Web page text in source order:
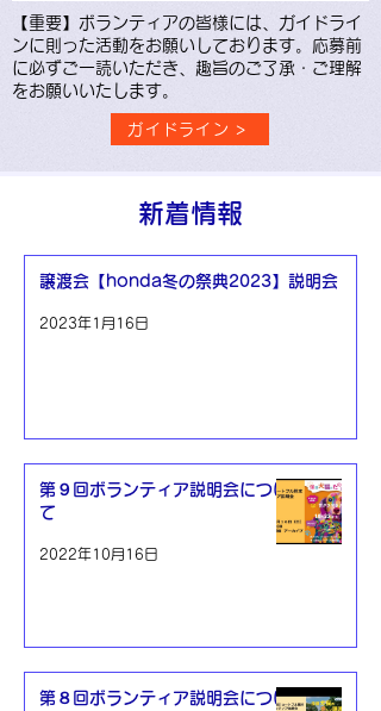
新着情報
譲渡会【honda冬の祭典2023】説明会
2023年1月16日
第９回ボランティア説明会につい
て
2022年10月16日
第８回ボランティア説明会につい
【重要】ボランティアの皆様には、ガイドライ
ンに則った活動をお願いしております。応募前
に必ずご一読いただき、趣旨のご了承・ご理解
をお願いいたします。
ガイドライン >